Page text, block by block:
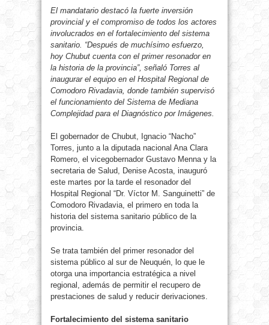
El mandatario destacó la fuerte inversión
provincial y el compromiso de todos los actores
involucrados en el fortalecimiento del sistema
sanitario. “Después de muchísimo esfuerzo,
hoy Chubut cuenta con el primer resonador en
la historia de la provincia”, señaló Torres al
inaugurar el equipo en el Hospital Regional de
Comodoro Rivadavia, donde también supervisó
el funcionamiento del Sistema de Mediana
Complejidad para el Diagnóstico por Imágenes.
El gobernador de Chubut, Ignacio “Nacho”
Torres, junto a la diputada nacional Ana Clara
Romero, el vicegobernador Gustavo Menna y la
secretaria de Salud, Denise Acosta, inauguró
este martes por la tarde el resonador del
Hospital Regional “Dr. Víctor M. Sanguinetti” de
Comodoro Rivadavia, el primero en toda la
historia del sistema sanitario público de la
provincia.
Se trata también del primer resonador del
sistema público al sur de Neuquén, lo que le
otorga una importancia estratégica a nivel
regional, además de permitir el recupero de
prestaciones de salud y reducir derivaciones.
Fortalecimiento del sistema sanitario